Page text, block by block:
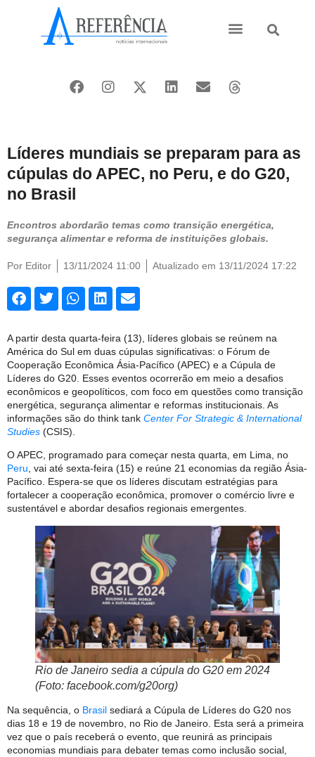
Líderes mundiais se preparam para as
cúpulas do APEC, no Peru, e do G20,
no Brasil
Encontros abordarão temas como transição energética,
segurança alimentar e reforma de instituições globais.
Por Editor 13/11/2024 11:00 Atualizado em 13/11/2024 17:22
A partir desta quarta-feira (13), líderes globais se reúnem na
América do Sul em duas cúpulas significativas: o Fórum de
Cooperação Econômica Ásia-Pacífico (APEC) e a Cúpula de
Líderes do G20. Esses eventos ocorrerão em meio a desafios
econômicos e geopolíticos, com foco em questões como transição
energética, segurança alimentar e reformas institucionais. As
informações são do think tank Center For Strategic & International
Studies (CSIS).
O APEC, programado para começar nesta quarta, em Lima, no
Peru, vai até sexta-feira (15) e reúne 21 economias da região Ásia-
Pacífico. Espera-se que os líderes discutam estratégias para
fortalecer a cooperação econômica, promover o comércio livre e
sustentável e abordar desafios regionais emergentes.
Rio de Janeiro sedia a cúpula do G20 em 2024
(Foto: facebook.com/g20org)
Na sequência, o Brasil sediará a Cúpula de Líderes do G20 nos
dias 18 e 19 de novembro, no Rio de Janeiro. Esta será a primeira
vez que o país receberá o evento, que reunirá as principais
economias mundiais para debater temas como inclusão social,